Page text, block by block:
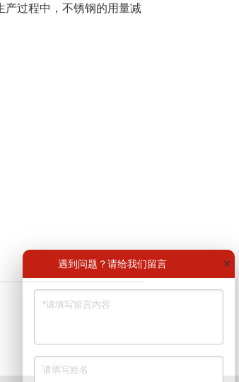
产过程中，不锈钢的用量减
返回列表
遇到问题？请给我们留言 ×